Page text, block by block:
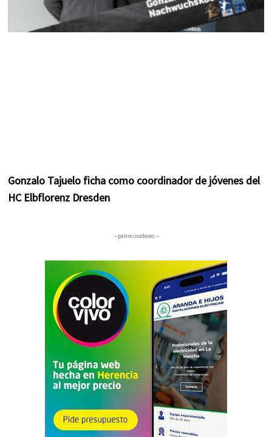
Gonzalo Tajuelo ficha como coordinador de jóvenes del
HC Elbflorenz Dresden
– patrocinadores –